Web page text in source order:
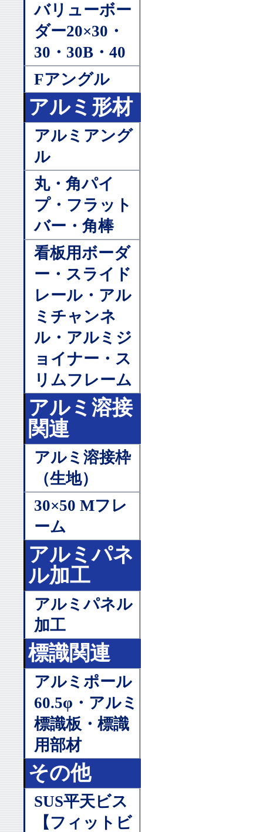
バリューボー
ダー20×30・
30・30B・40
Fアングル
アルミ形材
アルミアング
ル
丸・角パイ
プ・フラット
バー・角棒
看板用ボーダ
ー・スライド
レール・アル
ミチャンネ
ル・アルミジ
ョイナー・ス
リムフレーム
アルミ溶接
関連
アルミ溶接枠
（生地）
30×50 Mフレ
ーム
アルミパネ
ル加工
アルミパネル
加工
標識関連
アルミポール
60.5φ・アルミ
標識板・標識
用部材
その他
SUS平天ビス
【フィットビ